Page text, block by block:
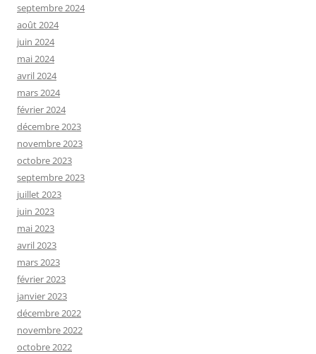
septembre 2024
août 2024
juin 2024
mai 2024
avril 2024
mars 2024
février 2024
décembre 2023
novembre 2023
octobre 2023
septembre 2023
juillet 2023
juin 2023
mai 2023
avril 2023
mars 2023
février 2023
janvier 2023
décembre 2022
novembre 2022
octobre 2022